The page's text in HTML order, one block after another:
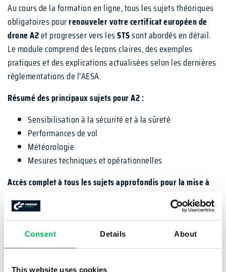
Consent Details About
This website uses cookies
Au cours de la formation en ligne, tous les sujets théoriques
obligatoires pourrenouveler votre certificat européen de
drone A2et progresser vers lesSTSsont abordés en détail.
Le module comprend des leçons claires, des exemples
pratiques et des explications actualisées selon les dernières
réglementations de l’AESA.
Résumé des principaux sujets pour A2 :
Sensibilisation à la sécurité et à la sûreté
Performances de vol
Météorologie
Mesures techniques et opérationnelles
Accès complet à tous les sujets approfondis pour la mise à
Sécurité aérienne et réglementation
Restrictions de l'espace aérien
Performance humaine